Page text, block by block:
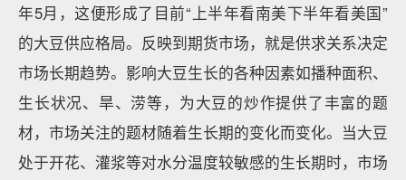
年5月，这便形成了目前“上半年看南美下半年看美国”
的大豆供应格局。反映到期货市场，就是供求关系决定
市场长期趋势。影响大豆生长的各种因素如播种面积、
生长状况、旱、涝等，为大豆的炒作提供了丰富的题
材，市场关注的题材随着生长期的变化而变化。当大豆
处于开花、灌浆等对水分温度较敏感的生长期时，市场